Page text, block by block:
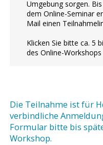
Umgebung sorgen.
dem Online-Seminar
Mail einen
Klicken Sie bitte ca. 5
des Online-
Die Teilnahme ist für
verbindliche
Formular bitte bis
Workshop.